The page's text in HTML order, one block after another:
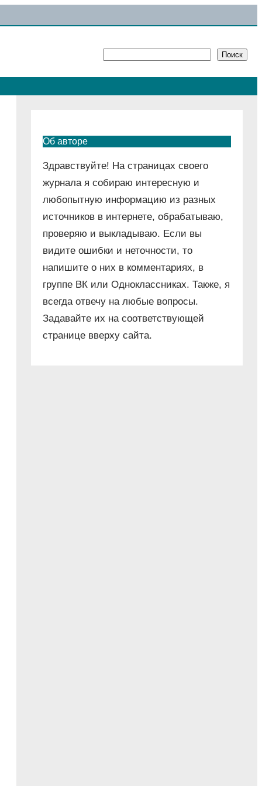
Поиск
Об авторе
Здравствуйте! На страницах своего
журнала я собираю интересную и
любопытную информацию из разных
источников в интернете, обрабатываю,
проверяю и выкладываю. Если вы
видите ошибки и неточности, то
напишите о них в комментариях, в
группе ВК или Одноклассниках. Также, я
всегда отвечу на любые вопросы.
Задавайте их на соответствующей
странице вверху сайта.